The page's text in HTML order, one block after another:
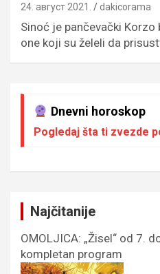
24. август 2021. dakicorama
Sinoć je pančevački
one koji su želeli da
Dnevni horoskop
Pogledaj šta ti zvezde
Najčitanije
OMOLJICA: „Žisel“ od 7.
kompletan program